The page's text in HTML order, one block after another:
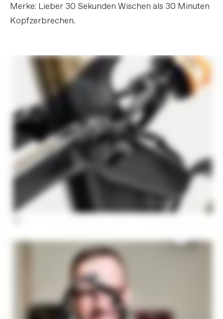
Merke: Lieber 30 Sekunden Wischen als 30 Minuten
Kopfzerbrechen.